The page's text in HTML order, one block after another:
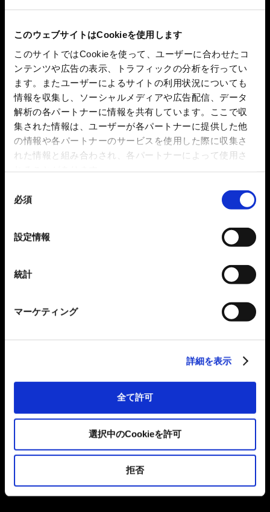
このウェブサイトはCookieを使用します
このサイトではCookieを使って、ユーザーに合わせたコ
ンテンツや広告の表示、トラフィックの分析を行ってい
ます。またユーザーによるサイトの利用状況についても
情報を収集し、ソーシャルメディアや広告配信、データ
解析の各パートナーに情報を共有しています。ここで収
集された情報は、ユーザーが各パートナーに提供した他
の情報や各パートナーのサービスを使用した際に収集さ
れた情報と組み合わされ、各パートナーによって使用さ
必須
設定情報
統計
マーケティング
詳細を表示
全て許可
選択中のCookieを許可
拒否